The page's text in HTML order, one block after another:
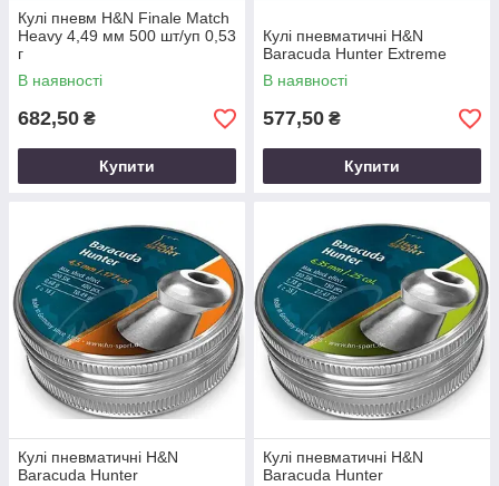
Кулі пневм H&N Finale Match
Heavy 4,49 мм 500 шт/уп 0,53
г
В наявності
682,50 ₴
Купити
Кулі пневматичні H&N
Baracuda Hunter Extreme
В наявності
577,50 ₴
Купити
Кулі пневматичні H&N
Baracuda Hunter
Кулі пневматичні H&N
Baracuda Hunter